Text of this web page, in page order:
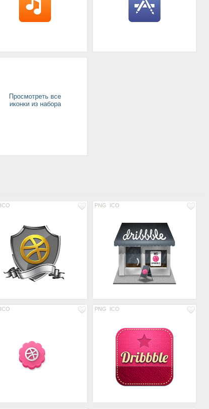
Просмотреть все
иконки из набора
ICO PNG ICO
ICO PNG ICO